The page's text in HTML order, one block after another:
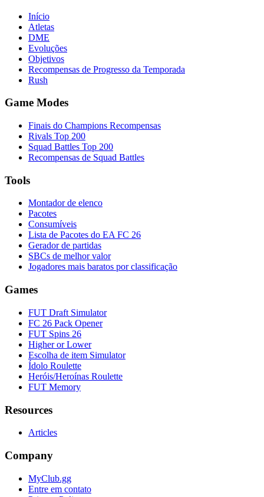
Início
Atletas
DME
Evoluções
Objetivos
Recompensas de Progresso da Temporada
Rush
Game Modes
Finais do Champions Recompensas
Rivals Top 200
Squad Battles Top 200
Recompensas de Squad Battles
Tools
Montador de elenco
Pacotes
Consumíveis
Lista de Pacotes do EA FC 26
Gerador de partidas
SBCs de melhor valor
Jogadores mais baratos por classificação
Games
FUT Draft Simulator
FC 26 Pack Opener
FUT Spins 26
Higher or Lower
Escolha de item Simulator
Ídolo Roulette
Heróis/Heroínas Roulette
FUT Memory
Resources
Articles
Company
MyClub.gg
Entre em contato